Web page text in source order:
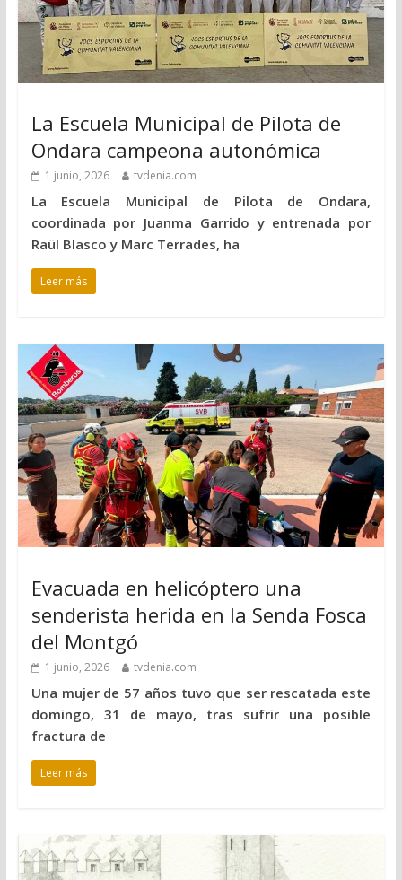
La Escuela Municipal de Pilota de
Ondara campeona autonómica
1 junio, 2026 tvdenia.com
La Escuela Municipal de Pilota de Ondara,
coordinada por Juanma Garrido y entrenada por
Raül Blasco y Marc Terrades, ha
Leer más
Evacuada en helicóptero una
senderista herida en la Senda Fosca
del Montgó
1 junio, 2026 tvdenia.com
Una mujer de 57 años tuvo que ser rescatada este
domingo, 31 de mayo, tras sufrir una posible
fractura de
Leer más